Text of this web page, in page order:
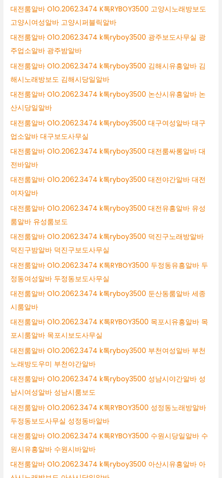
대전룸알바 O1O.2062.3474 K톡RYBOY3500 고양시노래방보도
고양시여성알바 고양시퍼블릭알바
대전룸알바 O1O.2062.3474 k톡ryboy3500 광주보도사무실 광
주업소알바 광주밤알바
대전룸알바 O1O.2062.3474 k톡ryboy3500 김해시유흥알바 김
해시노래방보도 김해시당일알바
대전룸알바 O1O.2062.3474 k톡ryboy3500 논산시유흥알바 논
산시당일알바
대전룸알바 O1O.2062.3474 k톡ryboy3500 대구여성알바 대구
업소알바 대구보도사무실
대전룸알바 O1O.2062.3474 k톡ryboy3500 대전룸싸롱알바 대
전바알바
대전룸알바 O1O.2062.3474 k톡ryboy3500 대전야간알바 대전
여자알바
대전룸알바 O1O.2062.3474 k톡ryboy3500 대전유흥알바 유성
룸알바 유성룸보도
대전룸알바 O1O.2062.3474 k톡ryboy3500 덕진구노래방알바
덕진구밤알바 덕진구보도사무실
대전룸알바 O1O.2062.3474 K톡RYBOY3500 두정동유흥알바 두
정동여성알바 두정동보도사무실
대전룸알바 O1O.2062.3474 k톡ryboy3500 둔산동룸알바 세종
시룸알바
대전룸알바 O1O.2062.3474 K톡RYBOY3500 목포시유흥알바 목
포시룸알바 목포시보도사무실
대전룸알바 O1O.2062.3474 k톡ryboy3500 부천여성알바 부천
노래방도우미 부천야간알바
대전룸알바 O1O.2062.3474 k톡ryboy3500 성남시야간알바 성
남시여성알바 성남시룸보도
대전룸알바 O1O.2062.3474 K톡RYBOY3500 성정동노래방알바
두정동보도사무실 성정동바알바
대전룸알바 O1O.2062.3474 K톡RYBOY3500 수원시당일알바 수
원시유흥알바 수원시바알바
대전룸알바 O1O.2062.3474 k톡ryboy3500 아산시유흥알바 아